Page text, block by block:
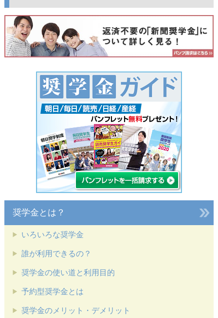
奨学金とは？
いろいろな奨学金
誰が利用できるの？
奨学金の使い道と利用目的
予約型奨学金とは
奨学金のメリット・デメリット